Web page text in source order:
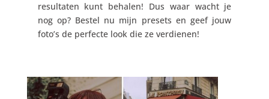
resultaten kunt behalen! Dus waar wacht je
nog op? Bestel nu mijn presets en geef jouw
foto’s de perfecte look die ze verdienen!